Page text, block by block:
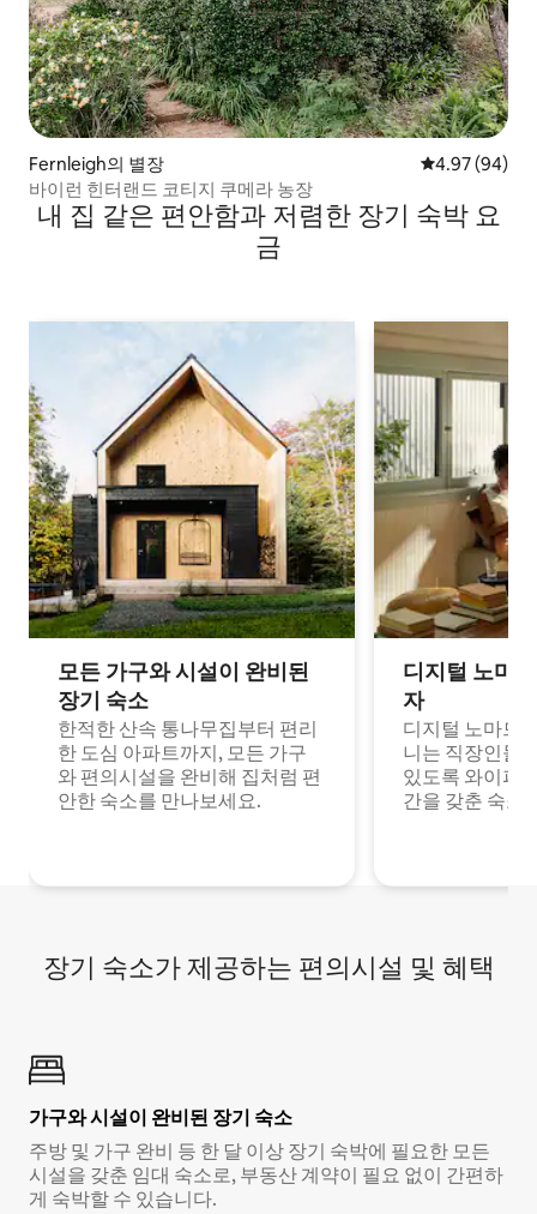
Fernleigh의 별장 평점 4.97점(5
4.97 (94)
바이런 힌터랜드 코티지 쿠메라 농장
내 집 같은 편안함과 저렴한 장기 숙박 요
금
모든 가구와 시설이 완비된
장기 숙소
한적한 산속 통나무집부터 편리
한 도심 아파트까지, 모든 가구
와 편의시설을 완비해 집처럼 편
안한 숙소를 만나보세요.
디지털 노마
자
디지털 노마드
니는 직장인들
있도록 와이파
간을 갖춘 숙소
장기 숙소가 제공하는 편의시설 및 혜택
가구와 시설이 완비된 장기 숙소
주방 및 가구 완비 등 한 달 이상 장기 숙박에 필요한 모든
시설을 갖춘 임대 숙소로, 부동산 계약이 필요 없이 간편하
게 숙박할 수 있습니다.